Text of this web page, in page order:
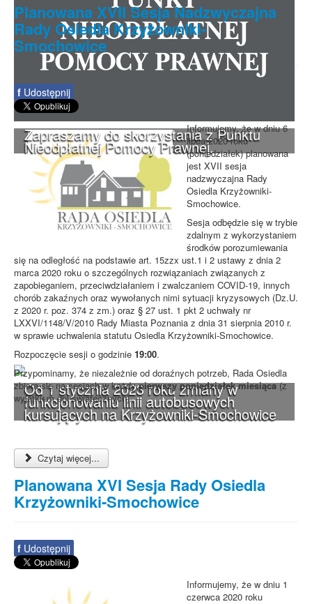
Zapraszamy do skorzystania z Punktu
Nieodpłatnej Pomocy Prawnej.
Od 1 stycznia 2023 roku zmiany w
funkcjonowaniu linii autobusowych
kursujących na Krzyżowniki-Smochowice
Planowana XVII Sesja Nadzwyczajna
Rady Osiedla Krzyżowniki-
Smochowice
f Udostępnij
Informujemy, że w dniu 6
lipca 2020 roku
(poniedziałek) planowana
jest XVII sesja
nadzwyczajna Rady
Osiedla Krzyżowniki-
Smochowice.
Sesja odbędzie się w trybie
zdalnym z wykorzystaniem
środków porozumiewania
się na odległość na podstawie art. 15zzx ust.1 i 2 ustawy z dnia 2
marca 2020 roku o szczególnych rozwiązaniach związanych z
zapobieganiem, przeciwdziałaniem i zwalczaniem COVID-19, innych
chorób zakaźnych oraz wywołanych nimi sytuacji kryzysowych (Dz.U.
z 2020 r. poz. 374 z zm.) oraz § 27 ust. 1 pkt 2 uchwały nr
LXXVI/1148/V/2010 Rady Miasta Poznania z dnia 31 sierpnia 2010 r.
w sprawie uchwalenia statutu Osiedla Krzyżowniki-Smochowice.
Rozpoczęcie sesji o godzinie 19:00.
Przypominamy, że niezależnie od doraźnych potrzeb, Rada Osiedla
zbiera się na sesjach w każdypierwszy poniedziałek miesiąca(z
wyjątkiem dni świątecznych).
Czytaj więcej...
Planowana XVI Sesja Rady Osiedla
Krzyżowniki-Smochowice
f Udostępnij
Informujemy, że w dniu 1
czerwca 2020 roku